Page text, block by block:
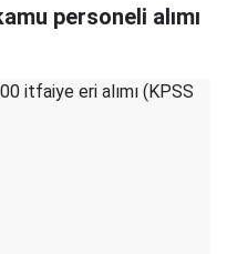
personeli alımı